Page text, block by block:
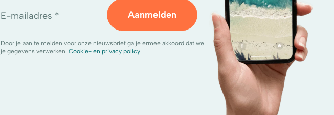
E-mailadres * Aanmelden
Door je aan te melden voor onze nieuwsbrief ga je ermee akkoord dat we
je gegevens verwerken. Cookie- en privacy policy